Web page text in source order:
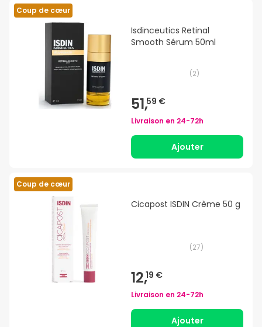
Coup de cœur
Isdinceutics Retinal
Smooth Sérum 50ml
(2)
51,59 €
Livraison en 24-72h
Ajouter
Coup de cœur
Cicapost ISDIN Crème 50 g
(27)
12,19 €
Livraison en 24-72h
Ajouter